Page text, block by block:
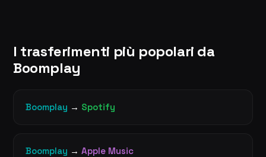
I trasferimenti più popolari da
Boomplay
Boomplay → Spotify
Boomplay → Apple Music